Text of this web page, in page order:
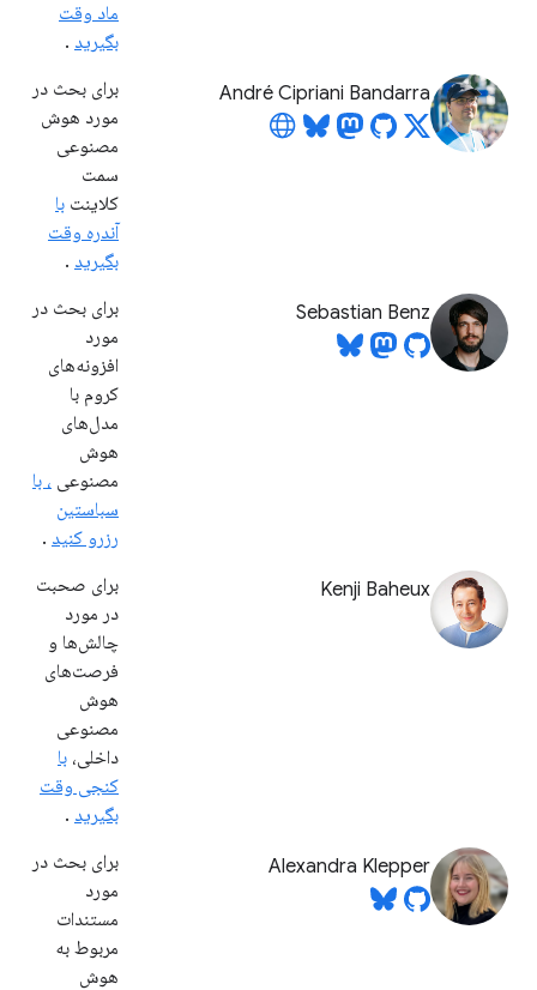
ماد وقت
بگیرید .
André Cipriani Bandarra
برای بحث در
مورد هوش
مصنوعی
سمت
کلاینت با
آندره وقت
بگیرید .
Sebastian Benz
برای بحث در
مورد
افزونه‌های
کروم با
مدل‌های
هوش
مصنوعی ، با
سباستین
رزرو کنید .
Kenji Baheux
برای صحبت
در مورد
چالش‌ها و
فرصت‌های
هوش
مصنوعی
داخلی، با
کنجی وقت
بگیرید .
Alexandra Klepper
برای بحث در
مورد
مستندات
مربوط به
هوش